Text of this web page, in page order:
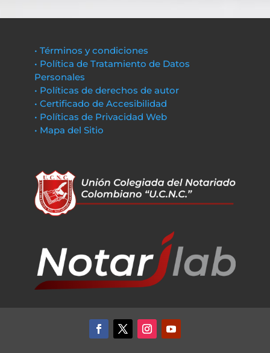
• Términos y condiciones
• Política de Tratamiento de Datos
Personales
• Políticas de derechos de autor
• Certificado de Accesibilidad
• Políticas de Privacidad Web
• Mapa del Sitio